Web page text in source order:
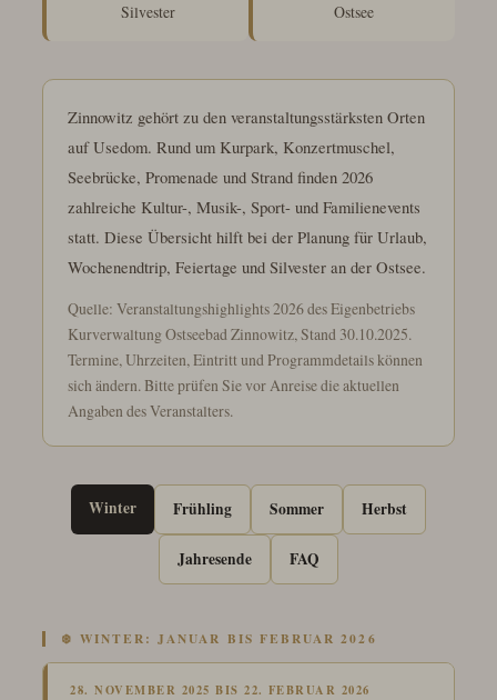
Silvester
Ostsee
Zinnowitz gehört zu den veranstaltungsstärksten Orten
auf Usedom. Rund um Kurpark, Konzertmuschel,
Seebrücke, Promenade und Strand finden 2026
zahlreiche Kultur-, Musik-, Sport- und Familienevents
statt. Diese Übersicht hilft bei der Planung für Urlaub,
Wochenendtrip, Feiertage und Silvester an der Ostsee.
Quelle: Veranstaltungshighlights 2026 des Eigenbetriebs
Kurverwaltung Ostseebad Zinnowitz, Stand 30.10.2025.
Termine, Uhrzeiten, Eintritt und Programmdetails können
sich ändern. Bitte prüfen Sie vor Anreise die aktuellen
Angaben des Veranstalters.
Winter Frühling Sommer Herbst
Jahresende FAQ
❄️ WINTER: JANUAR BIS FEBRUAR 2026
28. NOVEMBER 2025 BIS 22. FEBRUAR 2026